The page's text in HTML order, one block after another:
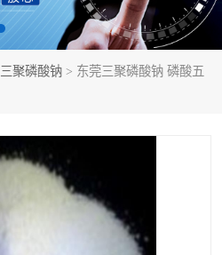
三聚磷酸钠 > 东莞三聚磷酸钠 磷酸五
醋酸钠
焦磷酸二氢二钠
一水葡萄糖
一水柠檬酸